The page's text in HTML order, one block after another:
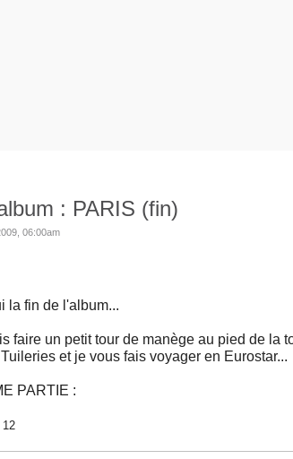
: PARIS (fin)
06:00am
la fin de l'album...
faire un petit tour de manège au pied de la
et je vous fais voyager en Eurostar...
PARTIE :
12